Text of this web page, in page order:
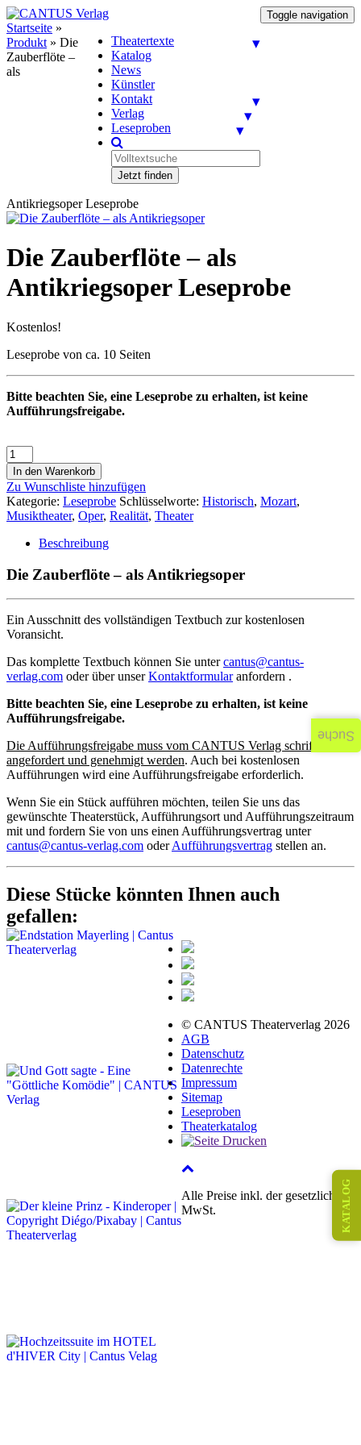
Toggle navigation
Theatertexte
Katalog
News
Künstler
Kontakt
Verlag
Leseproben
Jetzt finden
Startseite »
Produkt » Die
Zauberflöte –
als
Antikriegsoper Leseprobe
Die Zauberflöte – als
Antikriegsoper Leseprobe
Kostenlos!
Leseprobe von ca. 10 Seiten
Bitte beachten Sie, eine Leseprobe zu erhalten, ist keine
Aufführungsfreigabe.
In den Warenkorb
Zu Wunschliste hinzufügen
Kategorie: Leseprobe Schlüsselworte: Historisch, Mozart,
Musiktheater, Oper, Realität, Theater
Beschreibung
Die Zauberflöte – als Antikriegsoper
Ein Ausschnitt des vollständigen Textbuch zur kostenlosen
Voransicht.
Das komplette Textbuch können Sie untercantus@cantus-
verlag.com oder über unserKontaktformularanfordern .
Bitte beachten Sie, eine Leseprobe zu erhalten, ist keine
Aufführungsfreigabe.
Die Aufführungsfreigabe muss vom CANTUS Verlag schriftlich
angefordert und genehmigt werden. Auch bei kostenlosen
Aufführungen wird eine Aufführungsfreigabe erforderlich.
Wenn Sie ein Stück aufführen möchten, teilen Sie uns das
gewünschte Theaterstück, Aufführungsort und Aufführungszeitraum
mit und fordern Sie von uns einen Aufführungsvertrag unter
cantus@cantus-verlag.com oderAufführungsvertrag stellen an.
Diese Stücke könnten Ihnen auch
gefallen:
© CANTUS Theaterverlag 2026
AGB
Datenschutz
Datenrechte
Impressum
Sitemap
Leseproben
Theaterkatalog
Alle Preise inkl. der gesetzlichen
MwSt.
KATALOG
Suche